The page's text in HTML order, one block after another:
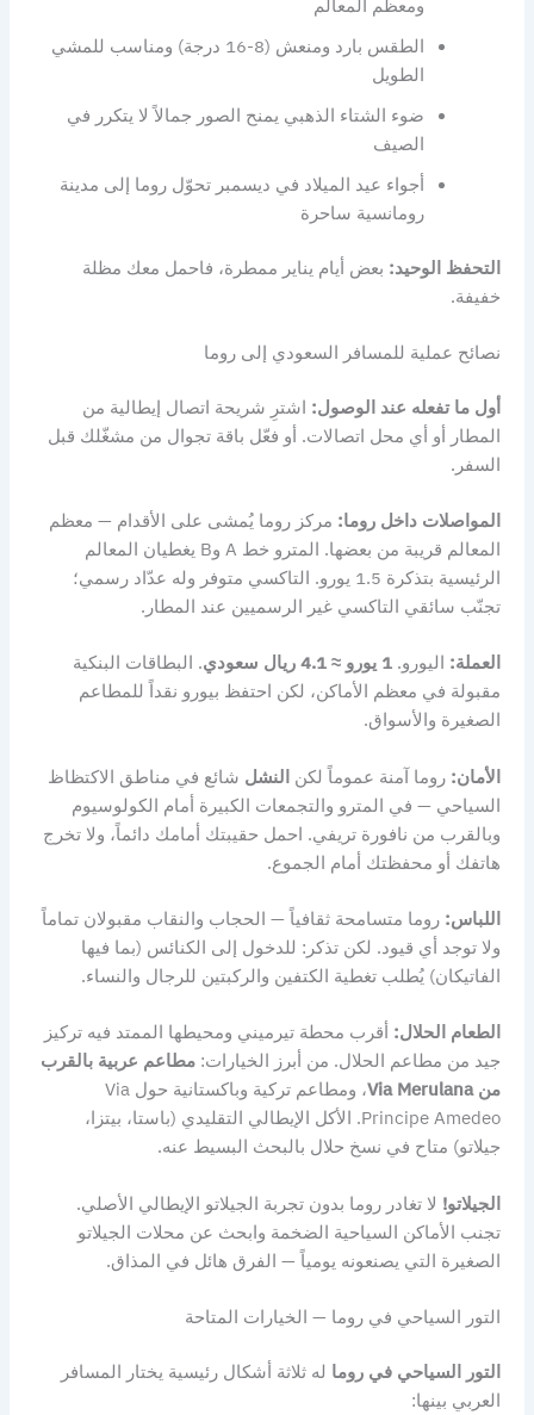
ومعظم المعالم
الطقس بارد ومنعش (8-16 درجة) ومناسب للمشي
الطويل
ضوء الشتاء الذهبي يمنح الصور جمالاً لا يتكرر في
الصيف
أجواء عيد الميلاد في ديسمبر تحوّل روما إلى مدينة
رومانسية ساحرة
التحفظ الوحيد: بعض أيام يناير ممطرة، فاحمل معك مظلة
خفيفة.
نصائح عملية للمسافر السعودي إلى روما
أول ما تفعله عند الوصول: اشترِ شريحة اتصال إيطالية من
المطار أو أي محل اتصالات. أو فعّل باقة تجوال من مشغّلك قبل
السفر.
المواصلات داخل روما: مركز روما يُمشى على الأقدام — معظم
المعالم قريبة من بعضها. المترو خط A وB يغطيان المعالم
الرئيسية بتذكرة 1.5 يورو. التاكسي متوفر وله عدّاد رسمي؛
تجنّب سائقي التاكسي غير الرسميين عند المطار.
العملة: اليورو. 1 يورو ≈ 4.1 ريال سعودي
. البطاقات البنكية
مقبولة في معظم الأماكن، لكن احتفظ بيورو نقداً للمطاعم
الصغيرة والأسواق.
الأمان: روما آمنة عموماً لكن النشل شائع في مناطق الاكتظاظ
السياحي — في المترو والتجمعات الكبيرة أمام الكولوسيوم
وبالقرب من نافورة تريفي. احمل حقيبتك أمامك دائماً، ولا تخرج
هاتفك أو محفظتك أمام الجموع.
اللباس: روما متسامحة ثقافياً — الحجاب والنقاب مقبولان تماماً
ولا توجد أي قيود. لكن تذكر: للدخول إلى الكنائس (بما فيها
الفاتيكان) يُطلب تغطية الكتفين والركبتين للرجال والنساء.
الطعام الحلال: أقرب محطة تيرميني ومحيطها الممتد فيه تركيز
جيد من مطاعم الحلال. من أبرز الخيارات: مطاعم عربية بالقرب
من Via Merulana
، ومطاعم تركية وباكستانية حول Via
Principe Amedeo. الأكل الإيطالي التقليدي (باستا، بيتزا،
جيلاتو) متاح في نسخ حلال بالبحث البسيط عنه.
الجيلاتو! لا تغادر روما بدون تجربة الجيلاتو الإيطالي الأصلي.
تجنب الأماكن السياحية الضخمة وابحث عن محلات الجيلاتو
الصغيرة التي يصنعونه يومياً — الفرق هائل في المذاق.
التور السياحي في روما — الخيارات المتاحة
التور السياحي في روما له ثلاثة أشكال رئيسية يختار المسافر
العربي بينها: